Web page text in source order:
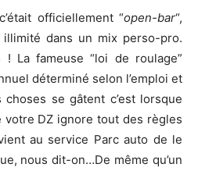
officiellement “open-bar“,
illimité dans un mix perso-pro.
La fameuse “loi de roulage”
déterminé selon l’emploi et
se gâtent c’est lorsque
votre DZ ignore tout des règles
au service Parc auto de le
nous dit-on…De même qu’un